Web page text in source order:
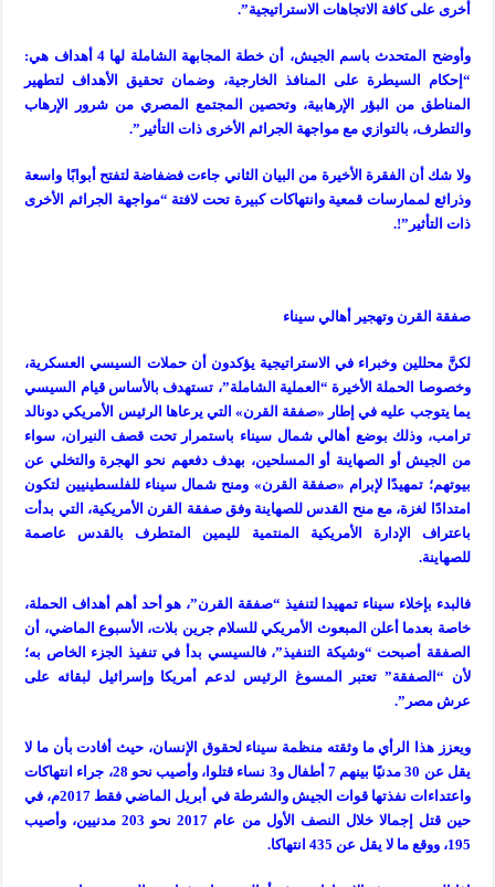
أخرى على كافة الاتجاهات الاستراتيجية”.
وأوضح المتحدث باسم الجيش، أن خطة المجابهة الشاملة لها 4 أهداف هي:
“إحكام السيطرة على المنافذ الخارجية، وضمان تحقيق الأهداف لتطهير
المناطق من البؤر الإرهابية، وتحصين المجتمع المصري من شرور الإرهاب
والتطرف، بالتوازي مع مواجهة الجرائم الأخرى ذات التأثير”.
ولا شك أن الفقرة الأخيرة من البيان الثاني جاءت فضفاضة لتفتح أبوابًا واسعة
وذرائع لممارسات قمعية وانتهاكات كبيرة تحت لافتة “مواجهة الجرائم الأخرى
ذات التأثير”!.
صفقة القرن وتهجير أهالي سيناء
لكنَّ محللين وخبراء في الاستراتيجية يؤكدون أن حملات السيسي العسكرية،
وخصوصا الحملة الأخيرة “العملية الشاملة”، تستهدف بالأساس قيام السيسي
يما يتوجب عليه في إطار «صفقة القرن» التي يرعاها الرئيس الأمريكي دونالد
ترامب، وذلك بوضع أهالي شمال سيناء باستمرار تحت قصف النيران، سواء
من الجيش أو الصهاينة أو المسلحين، بهدف دفعهم نحو الهجرة والتخلي عن
بيوتهم؛ تمهيدًا لإبرام «صفقة القرن» ومنح شمال سيناء للفلسطينيين لتكون
امتدادًا لغزة، مع منح القدس للصهاينة وفق صفقة القرن الأمريكية، التي بدأت
باعتراف الإدارة الأمريكية المنتمية لليمين المتطرف بالقدس عاصمة
للصهاينة.
فالبدء بإخلاء سيناء تمهيدا لتنفيذ “صفقة القرن”، هو أحد أهم أهداف الحملة،
خاصة بعدما أعلن المبعوث الأمريكي للسلام جرين بلات، الأسبوع الماضي، أن
الصفقة أصبحت “وشيكة التنفيذ”، فالسيسي بدأ في تنفيذ الجزء الخاص به؛
لأن “الصفقة” تعتبر المسوغ الرئيس لدعم أمريكا وإسرائيل لبقائه على
عرش مصر”.
ويعزز هذا الرأي ما وثقته منظمة سيناء لحقوق الإنسان، حيث أفادت بأن ما لا
يقل عن 30 مدنيًا بينهم 7 أطفال و3 نساء قتلوا، وأصيب نحو 28، جراء انتهاكات
واعتداءات نفذتها قوات الجيش والشرطة في أبريل الماضي فقط 2017م، في
حين قتل إجمالا خلال النصف الأول من عام 2017 نحو 203 مدنيين، وأصيب
195، ووقع ما لا يقل عن 435 انتهاكا.